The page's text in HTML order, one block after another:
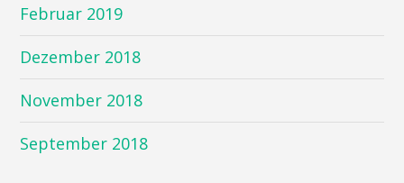
Februar 2019
Dezember 2018
November 2018
September 2018